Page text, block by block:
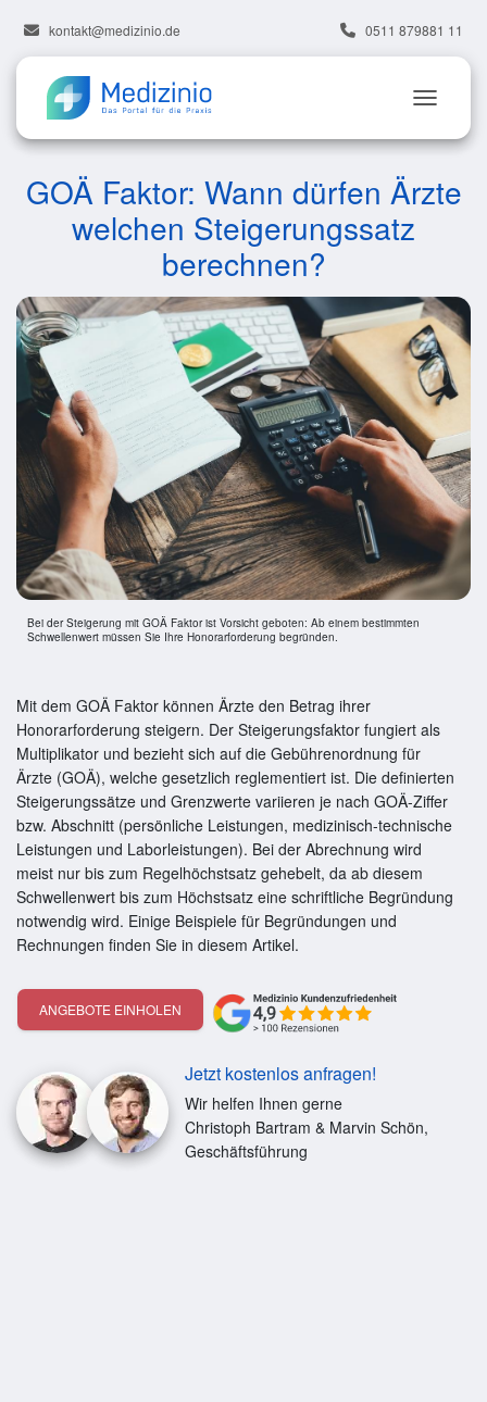
kontakt@medizinio.de 0511 879881 11
GOÄ Faktor: Wann dürfen Ärzte
welchen Steigerungssatz
berechnen?
Mit dem GOÄ Faktor können Ärzte den Betrag ihrer
Honorarforderung steigern. Der Steigerungsfaktor fungiert als
Multiplikator und bezieht sich auf die Gebührenordnung für
Ärzte (GOÄ), welche gesetzlich reglementiert ist. Die definierten
Steigerungssätze und Grenzwerte variieren je nach GOÄ-Ziffer
bzw. Abschnitt (persönliche Leistungen, medizinisch-technische
Leistungen und Laborleistungen). Bei der Abrechnung wird
meist nur bis zum Regelhöchstsatz gehebelt, da ab diesem
Schwellenwert bis zum Höchstsatz eine schriftliche Begründung
notwendig wird. Einige Beispiele für Begründungen und
Rechnungen finden Sie in diesem Artikel.
ANGEBOTE EINHOLEN
Jetzt kostenlos anfragen!
Wir helfen Ihnen gerne
Christoph Bartram & Marvin Schön,
Geschäftsführung
Bei der Steigerung mit GOÄ Faktor ist Vorsicht geboten: Ab einem bestimmten
Schwellenwert müssen Sie Ihre Honorarforderung begründen.